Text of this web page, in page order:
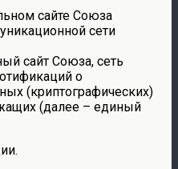
сайте Союза
сети
сайт Союза, сеть
о
(криптографических)
(далее – единый